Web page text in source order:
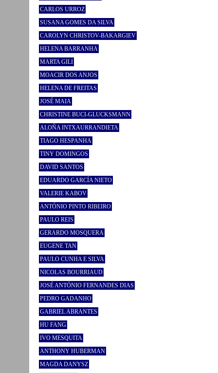
CARLOS URROZ
SUSANA GOMES DA SILVA
CAROLYN CHRISTOV-BAKARGIEV
HELENA BARRANHA
MARTA GILI
MOACIR DOS ANJOS
HELENA DE FREITAS
JOSÉ MAIA
CHRISTINE BUCI-GLUCKSMANN
ALOÑA INTXAURRANDIETA
TIAGO HESPANHA
TINY DOMINGOS
DAVID SANTOS
EDUARDO GARCÍA NIETO
VALERIE KABOV
ANTÓNIO PINTO RIBEIRO
PAULO REIS
GERARDO MOSQUERA
EUGENE TAN
PAULO CUNHA E SILVA
NICOLAS BOURRIAUD
JOSÉ ANTÓNIO FERNANDES DIAS
PEDRO GADANHO
GABRIEL ABRANTES
HU FANG
IVO MESQUITA
ANTHONY HUBERMAN
MAGDA DANYSZ